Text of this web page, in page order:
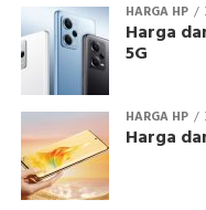
HARGA HP
Harga
5G
HARGA HP
Harga